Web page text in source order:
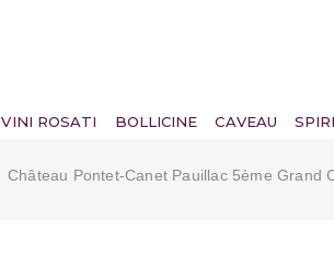
VINI ROSATI BOLLICINE CAVEAU
Château Pontet-Canet Pauillac 5ème Grand